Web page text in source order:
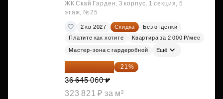
ЖК Скай Гарден, 3 корпус, 1 секция, 5
этаж, №25
2 кв 2027 Скидка
Без отделки
Платите как хотите
Квартира за 2 000 ₽/мес
Мастер-зона с гардеробной Ещё
28 949 597 ₽ -21%
36 645 060 ₽
323 821 ₽ за м²